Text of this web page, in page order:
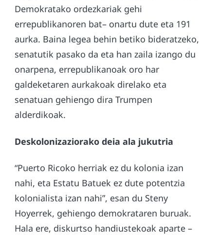
Demokratako ordezkariak gehi
errepublikanoren bat– onartu dute eta 191
aurka. Baina legea behin betiko bideratzeko,
senatutik pasako da eta han zaila izango du
onarpena, errepublikanoak oro har
galdeketaren aurkakoak direlako eta
senatuan gehiengo dira Trumpen
alderdikoak.
Deskolonizaziorako deia ala jukutria
“Puerto Ricoko herriak ez du kolonia izan
nahi, eta Estatu Batuek ez dute potentzia
kolonialista izan nahi”, esan du Steny
Hoyerrek, gehiengo demokrataren buruak.
Hala ere, diskurtso handiustekoak aparte –